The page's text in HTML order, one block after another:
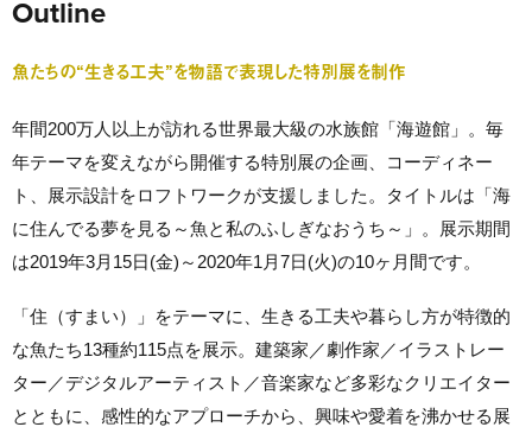
Outline
魚たちの“生きる工夫”を物語で表現した特別展を制作
年間200万人以上が訪れる世界最大級の水族館「海遊館」。毎
年テーマを変えながら開催する特別展の企画、コーディネー
ト、展示設計をロフトワークが支援しました。タイトルは「海
に住んでる夢を見る～魚と私のふしぎなおうち～」。展示期間
は2019年3月15日(金)～2020年1月7日(火)の10ヶ月間です。
「住（すまい）」をテーマに、生きる工夫や暮らし方が特徴的
な魚たち13種約115点を展示。建築家／劇作家／イラストレー
ター／デジタルアーティスト／音楽家など多彩なクリエイター
とともに、感性的なアプローチから、興味や愛着を沸かせる展